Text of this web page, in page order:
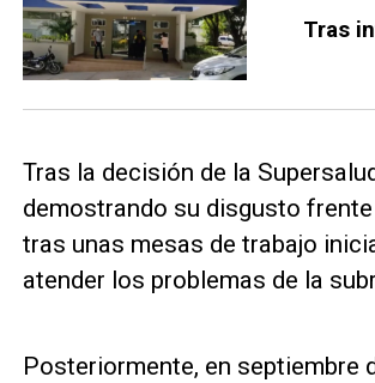
Tras
Tras la decisión de la
demostrando su disgusto
tras unas mesas de trabajo
atender los problemas de la
Posteriormente, en septiembre